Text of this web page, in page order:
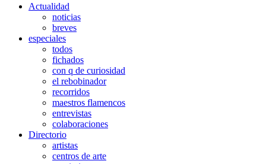
Actualidad
noticias
breves
especiales
todos
fichados
con q de curiosidad
el rebobinador
recorridos
maestros flamencos
entrevistas
colaboraciones
Directorio
artistas
centros de arte